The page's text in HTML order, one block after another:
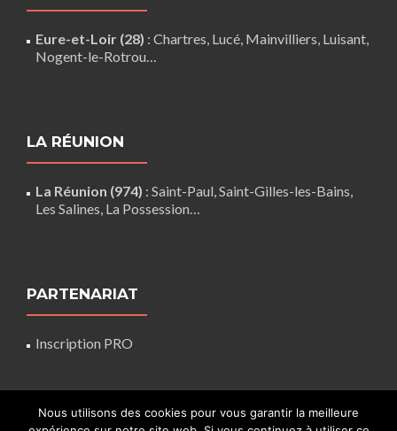
Eure-et-Loir (28) : Chartres, Lucé, Mainvilliers, Luisant,
Nogent-le-Rotrou…
LA RÉUNION
La Réunion (974) : Saint-Paul,Saint-Gilles-les-Bains,
Les Salines, La Possession…
PARTENARIAT
Inscription PRO
Nous utilisons des cookies pour vous garantir la meilleure